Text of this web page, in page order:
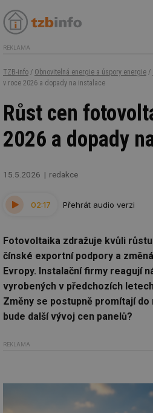
REKLAMA
TZB-info / Obnovitelná energie a úspory energie /
v roce 2026 a dopady na instalace
Růst cen
2026 a dopady
15.5.2026 redakce
02:17 Přehrát audio verzi
Fotovoltaika zdražuje kvůli
čínské exportní podpory a
Evropy. Instalační firmy reagují
vyrobených v předchozích
Změny se postupně promítají
bude další vývoj cen panelů?
REKLAMA